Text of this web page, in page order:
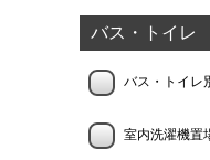
バス・トイレ
バス・トイレ
室内洗濯機置